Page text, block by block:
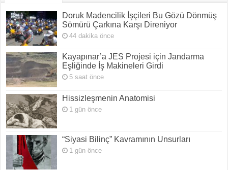
Doruk Madencilik İşçileri Bu Gözü Dönmüş
Sömürü Çarkına Karşı Direniyor
44 dakika önce
Kayapınar’a JES Projesi için Jandarma
Eşliğinde İş Makineleri Girdi
5 saat önce
Hissizleşmenin Anatomisi
1 gün önce
“Siyasi Bilinç” Kavramının Unsurları
1 gün önce